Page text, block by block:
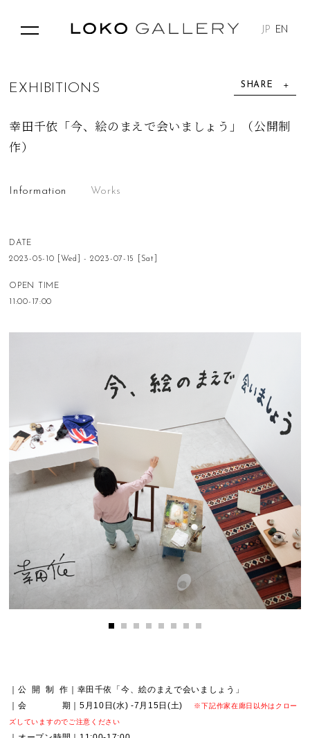
JP EN
SHARE
EX H I BI T I O N S
幸田千依「今、絵のまえで会いましょう」（公開制
作）
Information Works
DATE
2023-05-10 [Wed] - 2023-07-15 [Sat]
OPEN TIME
11:00-17:00
｜公 開 制 作｜幸田千依「今、絵のまえで会いましょう」
｜会 期｜5月10日(水) -7月15日(土)
※下記作家在廊日以外はクロー
ズしていますのでご注意ください